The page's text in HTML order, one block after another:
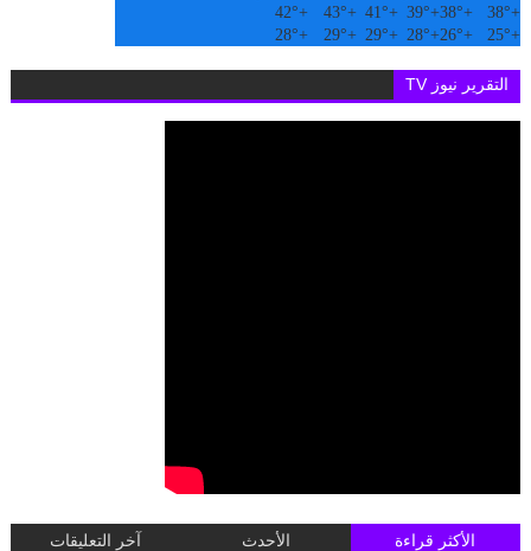
+
38°
+
38°
+
39°
+
41°
+
43°
+
42°
+
25°
+
26°
+
28°
+
29°
+
29°
+
28°
التقرير نيوز TV
الأكثر قراءة الأحدث آخر التعليقات